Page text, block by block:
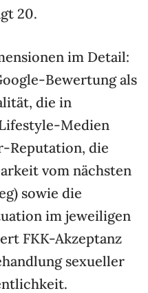
20.
im Detail:
Bewertung als
die in
Medien
Reputation, die
vom nächsten
sowie die
im jeweiligen
FKK-Akzeptanz
sexueller